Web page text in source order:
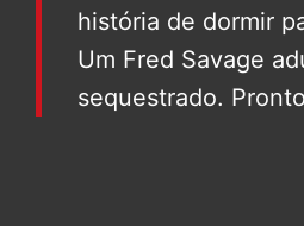
história de dormir
Um Fred Savage
sequestrado.